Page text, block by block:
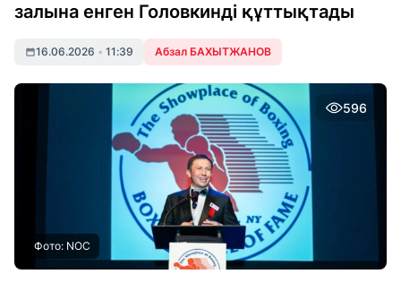
залына енген Головкинді құттықтады
16.06.2026 • 11:39 Абзал БАХЫТЖАНОВ
596
Фото: NOC